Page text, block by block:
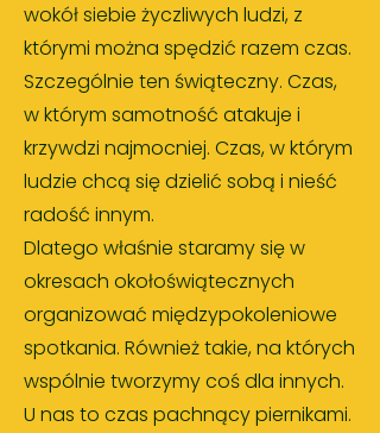
wokół siebie życzliwych ludzi, z
którymi można spędzić razem czas.
Szczególnie ten świąteczny. Czas,
w którym samotność atakuje i
krzywdzi najmocniej. Czas, w którym
ludzie chcą się dzielić sobą i nieść
radość innym.
Dlatego właśnie staramy się w
okresach okołoświątecznych
organizować międzypokoleniowe
spotkania. Również takie, na których
wspólnie tworzymy coś dla innych.
U nas to czas pachnący piernikami.